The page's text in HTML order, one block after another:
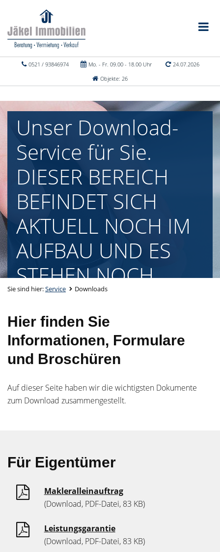
0521 / 93846974 Mo. - Fr. 09.00 - 18.00 Uhr
24.07.2026
Objekte: 26
Unser Download-
Service für Sie.
DIESER BEREICH
BEFINDET SICH
AKTUELL NOCH IM
AUFBAU UND ES
STEHEN NOCH
KEINE
DOWNLOADS ZUR
VERFÜGUNG!!!
Sie sind hier:Service Downloads
Hier finden Sie
Informationen, Formulare
und Broschüren
Auf dieser Seite haben wir die wichtigsten Dokumente
zum Download zusammengestellt.
Für Eigentümer
Makleralleinauftrag
(Download, PDF-Datei, 83 KB)
Leistungsgarantie
(Download, PDF-Datei, 83 KB)